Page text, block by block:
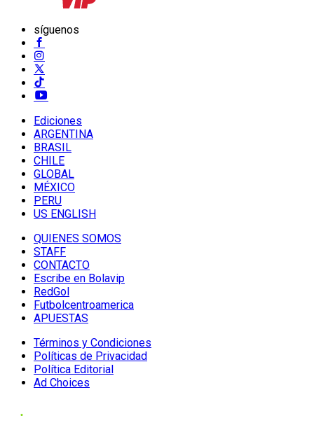
síguenos
Ediciones
ARGENTINA
BRASIL
CHILE
GLOBAL
MÉXICO
PERU
US ENGLISH
QUIENES SOMOS
STAFF
CONTACTO
Escribe en Bolavip
RedGol
Futbolcentroamerica
APUESTAS
Términos y Condiciones
Políticas de Privacidad
Política Editorial
Ad Choices